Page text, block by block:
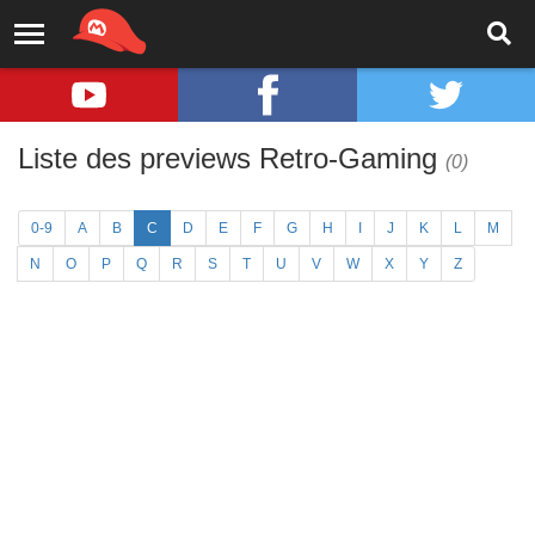
Liste des previews Retro-Gaming (0)
0-9 A B C D E F G H J K L M
N O P Q R S T U V W X Y Z